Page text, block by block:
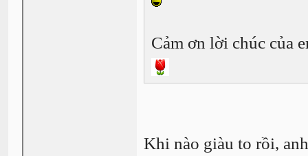
Cảm ơn lời chúc của
Khi nào giàu to rồi,